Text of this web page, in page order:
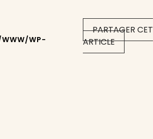
PARTAGER CET
ARTICLE
WWW/WP-